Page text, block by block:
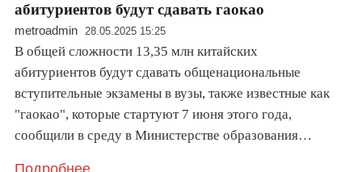
абитуриентов будут сдавать гаокао
metroadmin 28.05.2025 15:25
В общей сложности 13,35 млн китайских
абитуриентов будут сдавать общенациональные
вступительные экзамены в вузы, также известные как
"гаокао", которые стартуют 7 июня этого года,
сообщили в среду в Министерстве образования…